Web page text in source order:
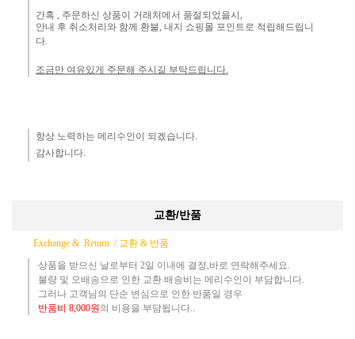
간혹 , 주문하신 상품이 거래처에서 품절되었을시,
안내 후 취소처리와 함께 환불, 내지 쇼핑몰 포인트로 적립해드립니
다.
조금만 여유있게 주문해 주시길 부탁드립니다.
항상 노력하는 메리수인이 되겠습니다.​
감사합니다.​
교환/반품
Exchange & Return / 교환 & 반품
상품을 받으신 날로부터 2일 이내에 결정,바로 연락해주세요.
불량 및 오배송으로 인한 교환 배송비는 메리수인이 부담합니다.
그러나 고객님의 단순 변심으로 인한 반품일 경우
반품비 8,000원의 비용을 부담됩니다..